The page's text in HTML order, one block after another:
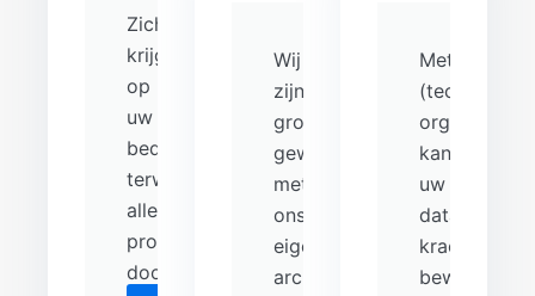
Zicht
krijgen
op
uw
bedrijfsvoering
terwijl
alle
processen
door
Wij
zijn
groot
geworden
met
ons
eigen
architectuur
Met
(technische)
organisatie
kan
uw
data
krachtig
bewegen